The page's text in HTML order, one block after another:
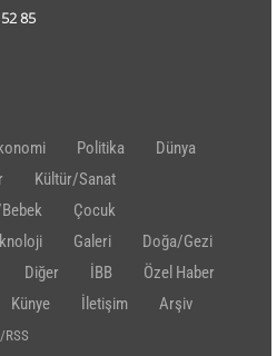
85
Politika
Dünya
Kültür/Sanat
Çocuk
Galeri
Doğa/Gezi
Diğer İBB
Özel Haber
Künye İletişim
Arşiv
RSS